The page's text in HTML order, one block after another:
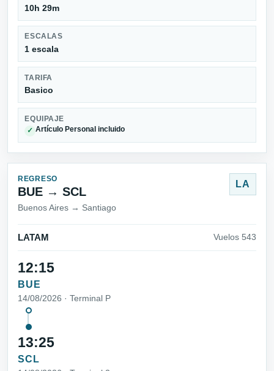
10h 29m
ESCALAS
1 escala
TARIFA
Basico
EQUIPAJE
✓ Artículo Personal incluido
REGRESO
BUE → SCL
Buenos Aires → Santiago
LA
LATAM Vuelos 543
12:15
BUE
14/08/2026 · Terminal P
13:25
SCL